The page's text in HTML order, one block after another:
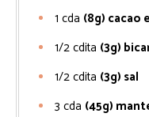
1 cda (8g) cacao
1/2cdita (3g)
1/2cdita (3g) sal
3 cda (45g)